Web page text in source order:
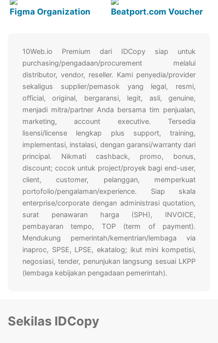
Figma Organization Beatport.com Voucher
10Web.io Premium dari IDCopy siap untuk
purchasing/pengadaan/procurement melalui
distributor, vendor, reseller. Kami penyedia/provider
sekaligus supplier/pemasok yang legal, resmi,
official, original, bergaransi, legit, asli, genuine,
menjadi mitra/partner Anda bersama tim penjualan,
marketing, account executive. Tersedia
lisensi/license lengkap plus support, training,
implementasi, instalasi, dengan garansi/warranty dari
principal. Nikmati cashback, promo, bonus,
discount; cocok untuk project/proyek bagi end-user,
client, customer, pelanggan, memperkuat
portofolio/pengalaman/experience. Siap skala
enterprise/corporate dengan administrasi quotation,
surat penawaran harga (SPH), INVOICE,
pembayaran tempo, TOP (term of payment).
Mendukung pemerintah/kementrian/lembaga via
inaproc, SPSE, LPSE, ekatalog; ikut mini kompetisi,
negosiasi, tender, penunjukan langsung sesuai LKPP
(lembaga kebijakan pengadaan pemerintah).
Sekilas IDCopy